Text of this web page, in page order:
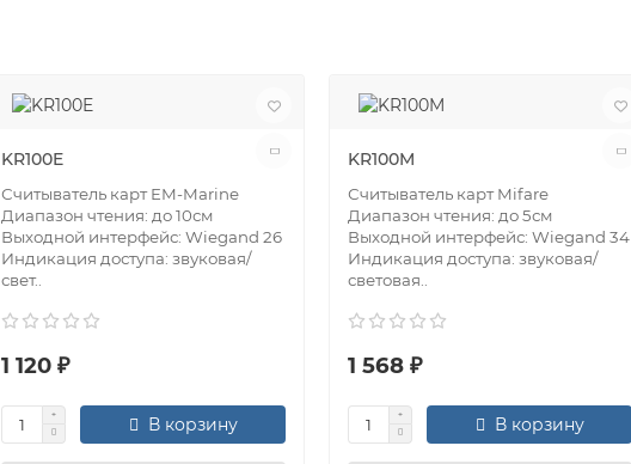
KR100E
Считыватель карт EM-Marine
Диапазон чтения: до 10см
Выходной интерфейс: Wiegand 26
Индикация доступа: звуковая/
свет..
1 120 ₽
В корзину
KR100M
Считыватель карт Mifare
Диапазон чтения: до 5см
Выходной интерфейс: Wiegand 34
Индикация доступа: звуковая/
световая..
1 568 ₽
В корзину